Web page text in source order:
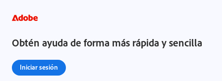
Obtén ayuda de forma más rápida y sencilla
Iniciar sesión